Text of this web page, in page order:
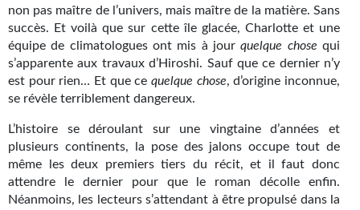
En numérique
S'abonner
Les critiques
Le blog
Le prix des lecteurs
GOODIES
non pas maître de l’univers, mais maître de la matière. Sans
succès. Et voilà que sur cette île glacée, Charlotte et une
équipe de climatologues ont mis à jourquelque chose qui
s’apparente aux travaux d’Hiroshi. Sauf que ce dernier n’y
est pour rien… Et que ce quelque chose, d’origine inconnue,
se révèle terriblement dangereux.
L’histoire se déroulant sur une vingtaine d’années et
plusieurs continents, la pose des jalons occupe tout de
même les deux premiers tiers du récit, et il faut donc
attendre le dernier pour que le roman décolle enfin.
Néanmoins, les lecteurs s’attendant à être propulsé dans la